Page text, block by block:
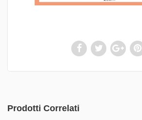
Prodotti Correlati